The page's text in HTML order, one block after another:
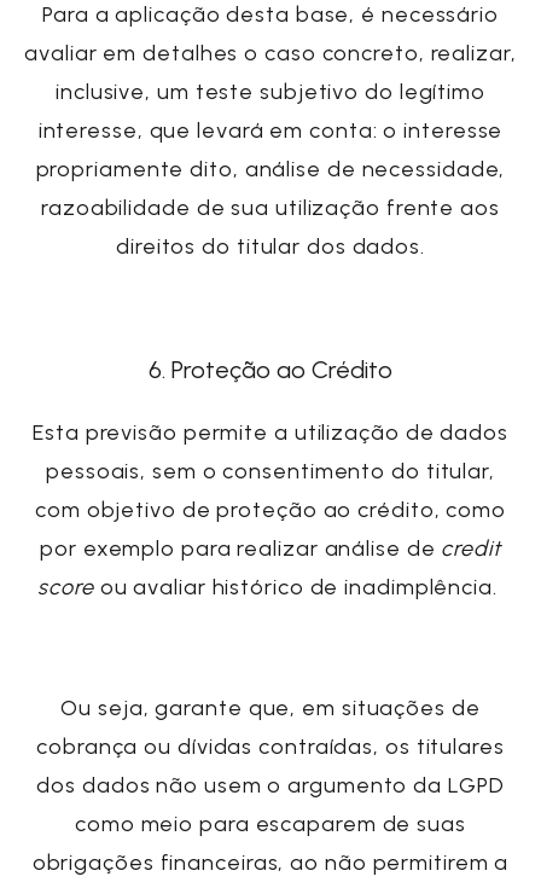
Para a aplicação desta base, é necessário
avaliar em detalhes o caso concreto, realizar,
inclusive, um teste subjetivo do legítimo
interesse, que levará em conta: o interesse
propriamente dito, análise de necessidade,
razoabilidade de sua utilização frente aos
direitos do titular dos dados.
6. Proteção ao Crédito
Esta previsão permite a utilização dedados
pessoais, sem o consentimento do titular,
com objetivo de proteção ao crédito, como
por exemplo para realizar análise de credit
scoreou avaliar histórico de inadimplência.
Ou seja, garante que, em situações de
cobrança ou dívidas contraídas, os titulares
dos dados não usem o argumento da LGPD
como meio para escaparem de suas
obrigações financeiras, ao não permitirem a